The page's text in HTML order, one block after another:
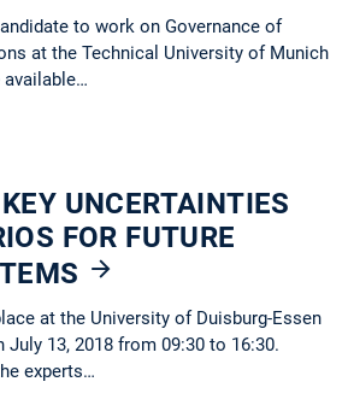
to work on Governance of
at the Technical University of Munich
available…
UNCERTAINTIES
FOR FUTURE
at the University of Duisburg-Essen
July 13, 2018 from 09:30 to 16:30.
experts…